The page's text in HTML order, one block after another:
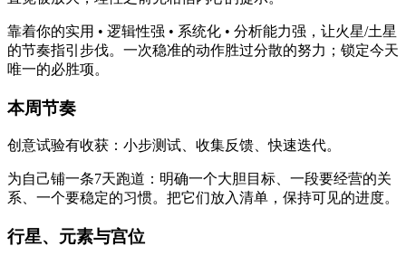
靠着你的实用 • 逻辑性强 • 系统化 • 分析能力强，让火星/土星
的节奏指引步伐。一次稳准的动作胜过分散的努力；锁定今天
唯一的必胜项。
本周节奏
创意试验有收获：小步测试、收集反馈、快速迭代。
为自己铺一条7天跑道：明确一个大胆目标、一段要经营的关
系、一个要稳定的习惯。把它们放入清单，保持可见的进度。
行星、元素与宫位